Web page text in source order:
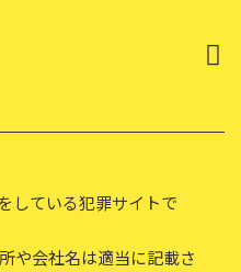
している犯罪サイトで
や会社名は適当に記載さ